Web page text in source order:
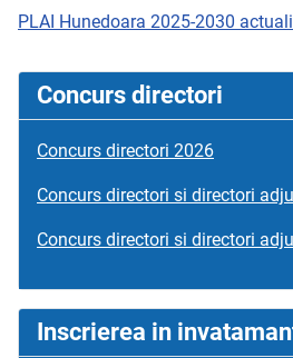
PLAI Hunedoara 2025-2030
Concurs directori
Concurs directori 2026
Concurs directori si directori
Concurs directori si directori
Inscrierea in